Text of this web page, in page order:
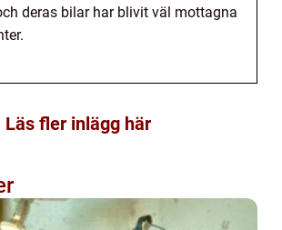
deras bilar har blivit väl mottagna
Läs fler inlägg här